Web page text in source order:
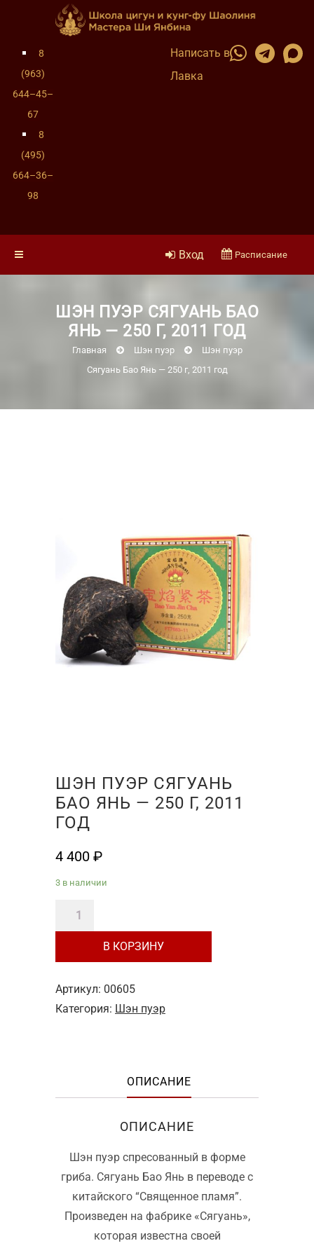
8
(963)
644–45–
67
8
(495)
664–36–
98
Написать в
Лавка
Вход Расписание
ШЭН ПУЭР СЯГУАНЬ БАО
ЯНЬ — 250 Г, 2011 ГОД
Главная Шэн пуэр
Шэн пуэр
Сягуань Бао Янь — 250 г, 2011 год
ШЭН ПУЭР СЯГУАНЬ
БАО ЯНЬ — 250 Г, 2011
ГОД
4 400 ₽
3 в наличии
Количество
товара
Сягуань
Бао
В КОРЗИНУ
Артикул: 00605
Категория: Шэн пуэр
ОПИСАНИЕ
ОПИСАНИЕ
Шэн пуэр спресованный в форме
гриба. Сягуань Бао Янь в переводе с
китайского “Священное пламя”.
Произведен на фабрике «Сягуань»,
которая известна своей